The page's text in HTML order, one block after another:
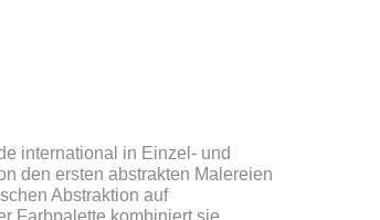
international in Einzel- und
den ersten abstrakten Malereien
Abstraktion auf
Farbpalette kombiniert sie